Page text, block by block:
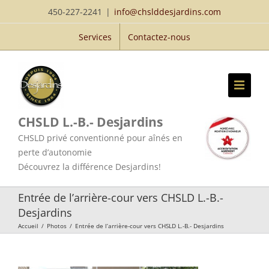
au
450-227-2241 | info@chslddesjardins.com
Services Contactez-nous
CHSLD L.-B.- Desjardins
CHSLD privé conventionné pour aînés en
perte d’autonomie
Découvrez la différence Desjardins!
Entrée de l’arrière-cour vers CHSLD L.-B.-
Desjardins
Accueil / Photos / Entrée de l’arrière-cour vers CHSLD L.-B.- Desjardins